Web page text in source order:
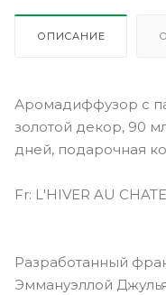
ОПИСАНИЕ
Аромадиффузор с
золотой декор, 90
дней, подарочная
Fr: L'HIVER AU
Разработанный
Эммануэллой